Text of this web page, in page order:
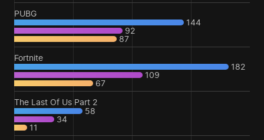
PUBG
144
92
87
Fortnite
182
109
67
The Last Of Us Part 2
58
34
11